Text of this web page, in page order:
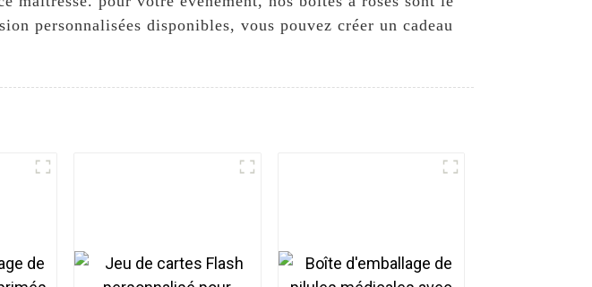
personnalisées disponibles, vous pouvez créer un cadeau